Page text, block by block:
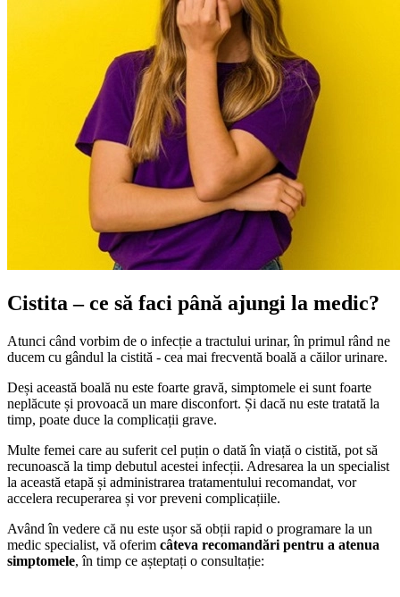
Cistita – ce să faci până ajungi la medic?
Atunci când vorbim de o infecție a tractului urinar, în primul rând ne
ducem cu gândul la cistită - cea mai frecventă boală a căilor urinare.
Deși această boală nu este foarte gravă, simptomele ei sunt foarte
neplăcute și provoacă un mare disconfort. Și dacă nu este tratată la
timp, poate duce la complicații grave.
Multe femei care au suferit cel puțin o dată în viață o cistită, pot să
recunoască la timp debutul acestei infecții. Adresarea la un specialist
la această etapă și administrarea tratamentului recomandat, vor
accelera recuperarea și vor preveni complicațiile.
Având în vedere că nu este ușor să obții rapid o programare la un
medic specialist, vă oferim câteva recomandări pentru a atenua
simptomele, în timp ce așteptați o consultație: